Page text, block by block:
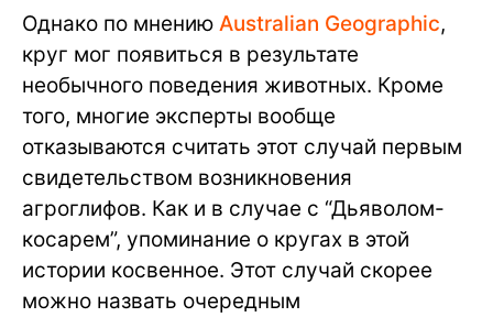
Однако по мнению Australian Geographic,
круг мог появиться в результате
необычного поведения животных. Кроме
того, многие эксперты вообще
отказываются считать этот случай первым
свидетельством возникновения
агроглифов. Как и в случае с “Дьяволом-
косарем”, упоминание о кругах в этой
истории косвенное. Этот случай скорее
можно назвать очередным